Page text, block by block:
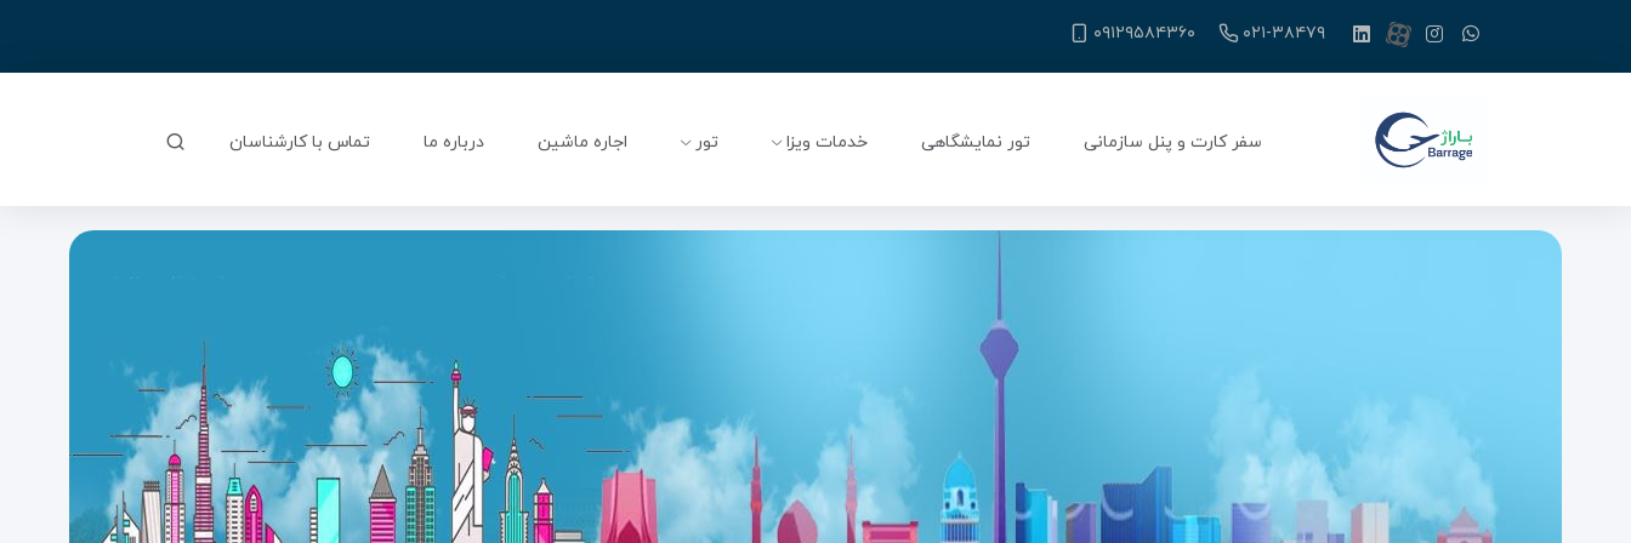
۰۲۱-۳۸۴۷۹ ۰۹۱۲۹۵۸۴۳۶۰
سفر کارت و پنل سازمانی تور نمایشگاهی خدمات ویزا تور اجاره ماشین درباره ما تماس با کارشناسان